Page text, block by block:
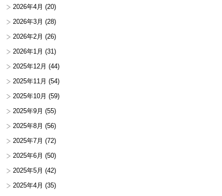
2026年4月 (20)
2026年3月 (28)
2026年2月 (26)
2026年1月 (31)
2025年12月 (44)
2025年11月 (54)
2025年10月 (59)
2025年9月 (55)
2025年8月 (56)
2025年7月 (72)
2025年6月 (50)
2025年5月 (42)
2025年4月 (35)